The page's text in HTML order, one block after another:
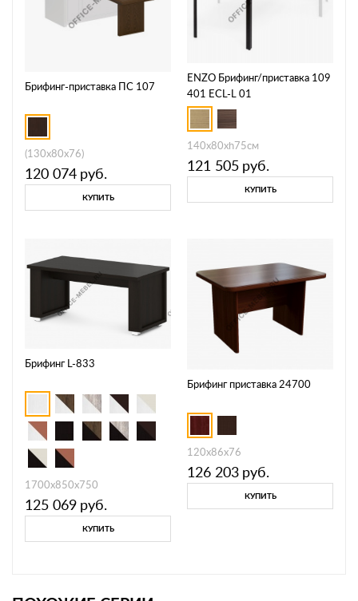
Брифинг-приставка ПС 107
(130x80x76)
120 074 руб.
КУПИТЬ
ENZO Брифинг/приставка 109
401 ECL-L 01
140x80xh75см
121 505 руб.
КУПИТЬ
Брифинг L-833
1700x850x750
125 069 руб.
КУПИТЬ
Брифинг приставка 24700
120x86x76
126 203 руб.
КУПИТЬ